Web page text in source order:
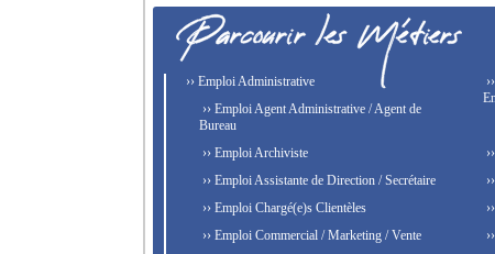
›› Emploi Administrative
›› Emploi Agent Administrative / Agent de
Bureau
›› Emploi Archiviste
›› Emploi Assistante de Direction / Secrétaire
›› Emploi Chargé(e)s Clientèles
›› Emploi Commercial / Marketing / Vente